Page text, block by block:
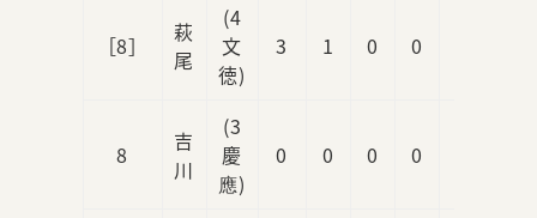
［8］
萩
尾
(4
文
徳)
3 1 0 0
8
吉
川
(3
慶
應)
0 0 0 0